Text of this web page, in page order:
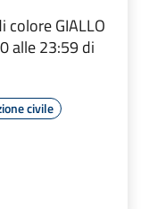
colore GIALLO
alle 23:59 di
civile